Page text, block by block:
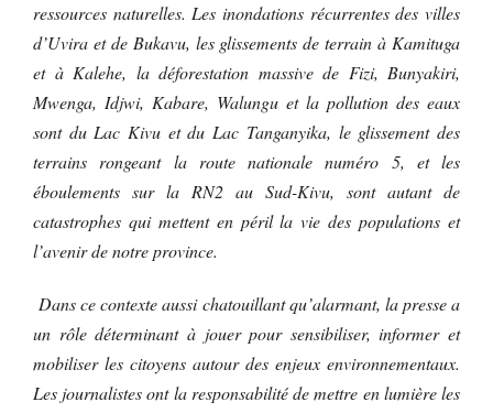
ressources naturelles. Les inondations récurrentes des villes
d’Uvira et de Bukavu, les glissements de terrain à Kamituga
et à Kalehe, la déforestation massive de Fizi, Bunyakiri,
Mwenga, Idjwi, Kabare, Walungu et la pollution des eaux
sont du Lac Kivu et du Lac Tanganyika, le glissement des
terrains rongeant la route nationale numéro 5, et les
éboulements sur la RN2 au Sud-Kivu, sont autant de
catastrophes qui mettent en péril la vie des populations et
l’avenir de notre province.
Dans ce contexte aussi chatouillant qu’alarmant, la presse a
un rôle déterminant à jouer pour sensibiliser, informer et
mobiliser les citoyens autour des enjeux environnementaux.
Les journalistes ont la responsabilité de mettre en lumière les